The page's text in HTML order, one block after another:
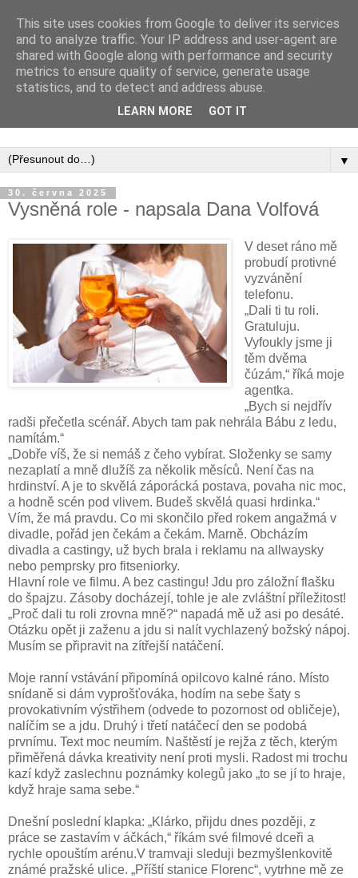
Inspirujte se tím, co píší posluchači kurzů a co se na nich
▼
30. června 2025
Vysněná role - napsala Dana Volfová
V deset ráno mě
probudí protivné
vyzvánění
telefonu.
„Dali ti tu roli.
Gratuluju.
Vyfoukly jsme ji
těm dvěma
čúzám,“ říká moje
agentka.
„Bych si nejdřív
radši přečetla scénář. Abych tam pak nehrála Bábu z ledu,
namítám.“
„Dobře víš, že si nemáš z čeho vybírat. Složenky se samy
nezaplatí a mně dlužíš za několik měsíců. Není čas na
hrdinství. A je to skvělá záporácká postava, povaha nic moc,
a hodně scén pod vlivem. Budeš skvělá quasi hrdinka.“
Vím, že má pravdu. Co mi skončilo před rokem angažmá v
divadle, pořád jen čekám a čekám. Marně. Obcházím
divadla a castingy, už bych brala i reklamu na allwaysky
nebo pemprsky pro fitseniorky.
Hlavní role ve filmu. A bez castingu! Jdu pro záložní flašku
do špajzu. Zásoby docházejí, tohle je ale zvláštní příležitost!
„Proč dali tu roli zrovna mně?“ napadá mě už asi po desáté.
Otázku opět ji zaženu a jdu si nalít vychlazený božský nápoj.
Musím se připravit na zítřejší natáčení.
Moje ranní vstávání připomíná opilcovo kalné ráno. Místo
snídaně si dám vyprošťováka, hodím na sebe šaty s
provokativním výstřihem (odvede to pozornost od obličeje),
nalíčím se a jdu. Druhý i třetí natáčecí den se podobá
prvnímu. Text moc neumím. Naštěstí je rejža z těch, kterým
přiměřená dávka kreativity není proti mysli. Radost mi trochu
kazí když zaslechnu poznámky kolegů jako „to se jí to hraje,
když hraje sama sebe.“
Dnešní poslední klapka: „Klárko, přijdu dnes později, z
práce se zastavím v áčkách,“ říkám své filmové dceři a
rychle opouštím arénu.V tramvaji sleduji bezmyšlenkovitě
známé pražské ulice. „Příští stanice Florenc“, vytrhne mě ze
This site uses cookies from Google to deliver its services
and to analyze traffic. Your IP address and user-agent are
shared with Google along with performance and security
metrics to ensure quality of service, generate usage
statistics, and to detect and address abuse.
LEARN MORE GOT IT